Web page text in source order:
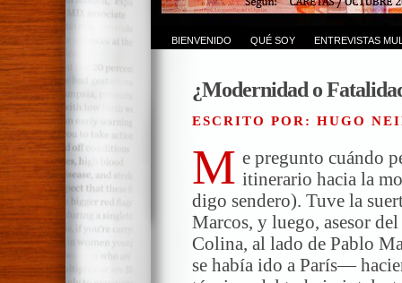
BIENVENIDO QUÉ SOY ENTREVISTAS
¿Modernidad o
ESCRITO POR: HUGO
M e pregunto cuándo
itinerario hacia la
digo sendero). Tuve la
Marcos, y luego, asesor
Colina, al lado de Pablo
se había ido a París—